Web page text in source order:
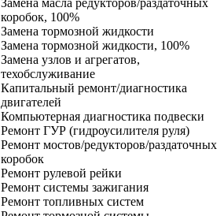
коробок, 100%
Замена тормозной жидкости
Замена тормозной жидкости, 100%
Замена узлов и агрегатов,
техобслуживание
Капитальный ремонт/диагностика
двигателей
Компьютерная диагностика подвески
Ремонт ГУР (гидроусилителя руля)
Ремонт мостов/редукторов/раздаточных
коробок
Ремонт рулевой рейки
Ремонт системы зажигания
Ремонт топливных систем